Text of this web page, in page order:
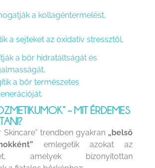
a kollagéntermelést,
a sejteket az oxidatív stressztől,
a bőr hidratáltságát és
a bőr természetes
– MIT ÉRDEMES
Skincare” trendben gyakran „belső
emlegetik azokat az
amelyek bizonyítottan